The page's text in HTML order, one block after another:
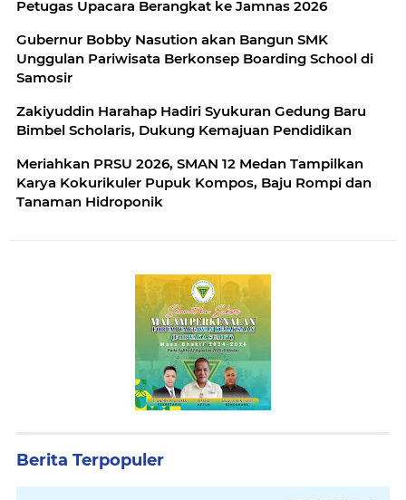
Petugas Upacara Berangkat ke Jamnas 2026
Gubernur Bobby Nasution akan Bangun SMK
Unggulan Pariwisata Berkonsep Boarding School di
Samosir
Zakiyuddin Harahap Hadiri Syukuran Gedung Baru
Bimbel Scholaris, Dukung Kemajuan Pendidikan
Meriahkan PRSU 2026, SMAN 12 Medan Tampilkan
Karya Kokurikuler Pupuk Kompos, Baju Rompi dan
Tanaman Hidroponik
Berita Terpopuler